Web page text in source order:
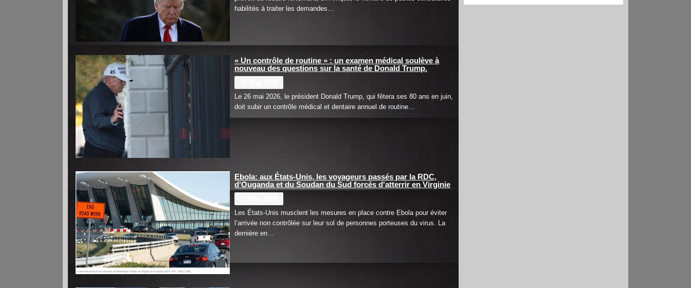
habilités à traiter les demandes…
« Un contrôle de routine » : un examen médical soulève à
nouveau des questions sur la santé de Donald Trump.
Le 26 mai 2026, le président Donald Trump, qui fêtera ses 80 ans en juin,
doit subir un contrôle médical et dentaire annuel de routine…
Ebola: aux États-Unis, les voyageurs passés par la RDC,
d'Ouganda et du Soudan du Sud forcés d'atterrir en Virginie
Les États-Unis musclent les mesures en place contre Ebola pour éviter
l’arrivée non contrôlée sur leur sol de personnes porteuses du virus. La
dernière en…